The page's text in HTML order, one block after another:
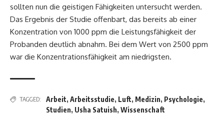
sollten nun die geistigen Fähigkeiten untersucht werden.
Das Ergebnis der Studie offenbart, das bereits ab einer
Konzentration von 1000 ppm die Leistungsfähigkeit der
Probanden deutlich abnahm. Bei dem Wert von 2500 ppm
war die Konzentrationsfähigkeit am niedrigsten.
TAGGED: Arbeit, Arbeitsstudie, Luft, Medizin, Psychologie,
Studien, Usha Satuish, Wissenschaft